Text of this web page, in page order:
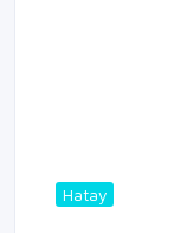
Hatay